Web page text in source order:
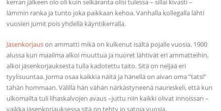
kerran jälkeen olo oli kuin selkäranta olisi tulessa – sillai kivasti –
lämmin ranka ja tunto joka paikkaan kehoa. Vanhalla kollegalla lähti
vuosien jumit pois yhdellä käyntikerralla.
Jäsenkorjauson ammatti mikä on kulkenut isältä pojalle vuosia. 1900
alussa kun maailma alkoi muuttua ja nuoret lähtivät eri ammatteihin,
alkoi jäsenkorjauksesta tulla kadotettu taito. Sitä on neljää eri
tyylisuuntaa. Jorma osaa kaikkia näitä ja hänellä on aivan oma ”tatsi”
tähän hommaan. Välillä hän vähän närkästyneenä naureskeli, että kun
ulkomailta tuli lihaskalvojen avaus –juttu niin kaikki olivat innoissan –
vaikka jäsenkorjauksessa sitä on tehty jo satoja vuosia.